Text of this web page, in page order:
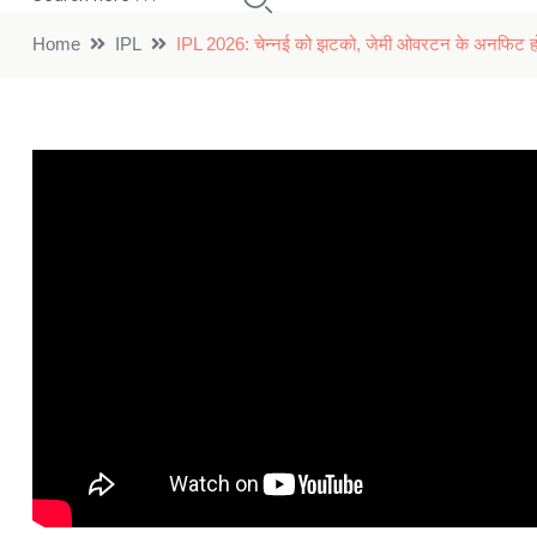
Home IPL IPL 2026: चेन्नई को झटको, जेमी ओवरटन के अनफिट